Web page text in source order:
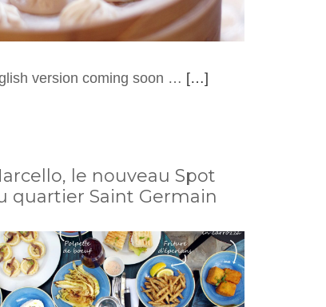
version coming soon … […]
le nouveau Spot
quartier Saint Germain